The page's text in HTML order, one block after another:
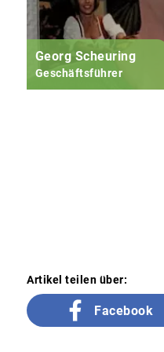
Georg Scheuring
Geschäftsführer
Artikel teilen über:
Facebook